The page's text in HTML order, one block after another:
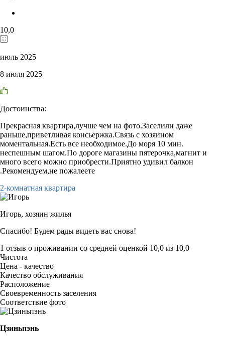
10,0
июль 2025
8 июля 2025
Достоинства:
Прекрасная квартира,лучше чем на фото.Заселили даже
раньше,приветливая консьержка.Связь с хозяином
моментальная.Есть все необходимое.До моря 10 мин.
неспешным шагом.По дороге магазины пятерочка,магнит и
много всего можно приобрести.Приятно удивил балкон
.Рекомендуем,не пожалеете
2-комнатная квартира
Игорь, хозяин жилья
Спасибо! Будем рады видеть вас снова!
1 отзыв о проживании со средней оценкой 10,0 из 10,0
Чистота
Цена - качество
Качество обслуживания
Расположение
Своевременность заселения
Соответствие фото
Цзиньпэнь